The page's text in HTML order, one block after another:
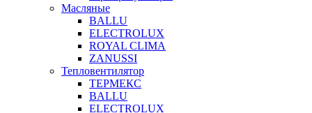
Масляные
BALLU
ELECTROLUX
ROYAL CLIMA
ZANUSSI
Тепловентилятор
ТЕРМЕКС
BALLU
ELECTROLUX